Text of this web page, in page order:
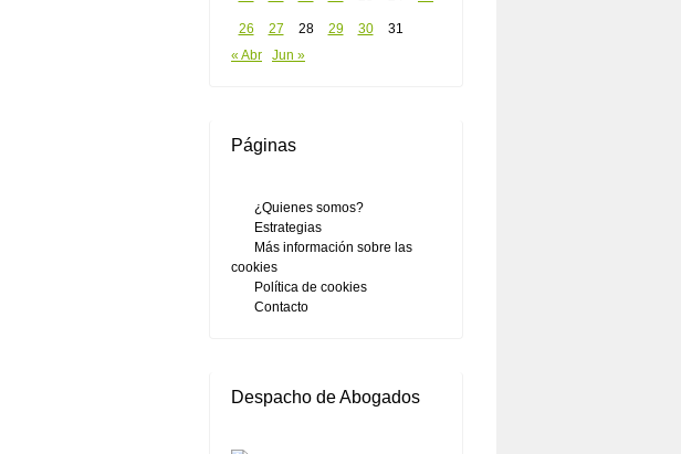
26 27 28 29 30
31
« Abr
Jun »
Páginas
¿Quienes somos?
Estrategias
Más información sobre las
cookies
Política de cookies
Contacto
Despacho de Abogados